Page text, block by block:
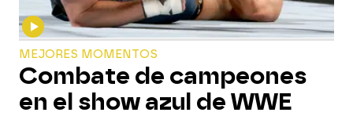
MEJORES MOMENTOS
Combate de campeones
en el show azul de WWE